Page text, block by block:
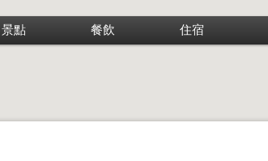
景點 餐飲 住宿